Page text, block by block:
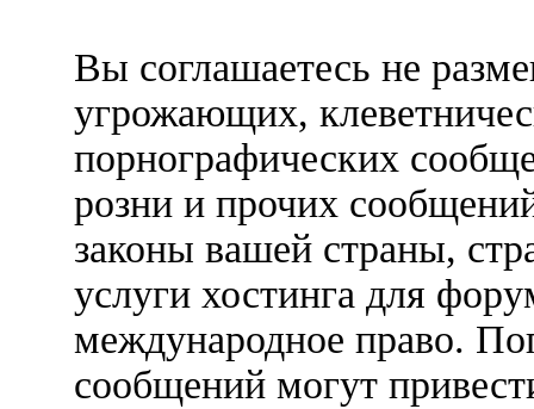
Вы соглашаетесь не
угрожающих,
порнографических
розни и прочих
законы вашей страны,
услуги хостинга для
международное право.
сообщений могут